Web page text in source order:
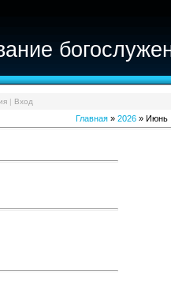
| Вход
Главная» 2026 » Июнь